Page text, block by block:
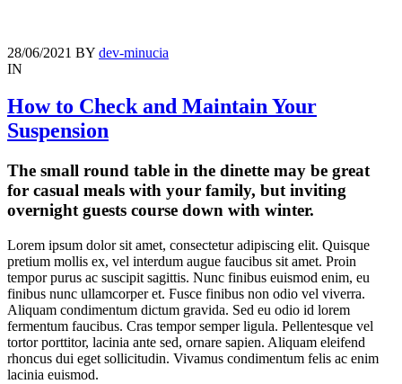
28/06/2021 BY dev-minucia
IN
How to Check and Maintain Your
Suspension
The small round table in the dinette may be great
for casual meals with your family, but inviting
overnight guests course down with winter.
Lorem ipsum dolor sit amet, consectetur adipiscing elit. Quisque
pretium mollis ex, vel interdum augue faucibus sit amet. Proin
tempor purus ac suscipit sagittis. Nunc finibus euismod enim, eu
finibus nunc ullamcorper et. Fusce finibus non odio vel viverra.
Aliquam condimentum dictum gravida. Sed eu odio id lorem
fermentum faucibus. Cras tempor semper ligula. Pellentesque vel
tortor porttitor, lacinia ante sed, ornare sapien. Aliquam eleifend
rhoncus dui eget sollicitudin. Vivamus condimentum felis ac enim
lacinia euismod.